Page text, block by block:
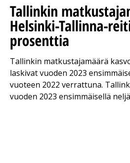
Tallinkin
Helsinki-Tallinna-
prosenttia
Tallinkin matkustajamäärä
laskivat vuoden 2023
vuoteen 2022 verrattuna.
vuoden 2023 ensimmäisellä